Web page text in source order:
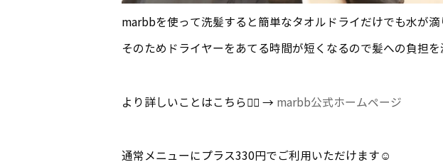
marbbを使って洗髪すると簡単なタオルドライだけでも水が滴
そのためドライヤーをあてる時間が短くなるので髪への負担を
より詳しいことはこちら💁‍♀️ → marbb公式ホームページ
通常メニューにプラス330円でご利用いただけます☺️